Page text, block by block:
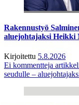
Rakennustyö
aluejohtajaksi Heikki
Kirjoitettu 5.8.2026
Ei kommentteja
seudulle –